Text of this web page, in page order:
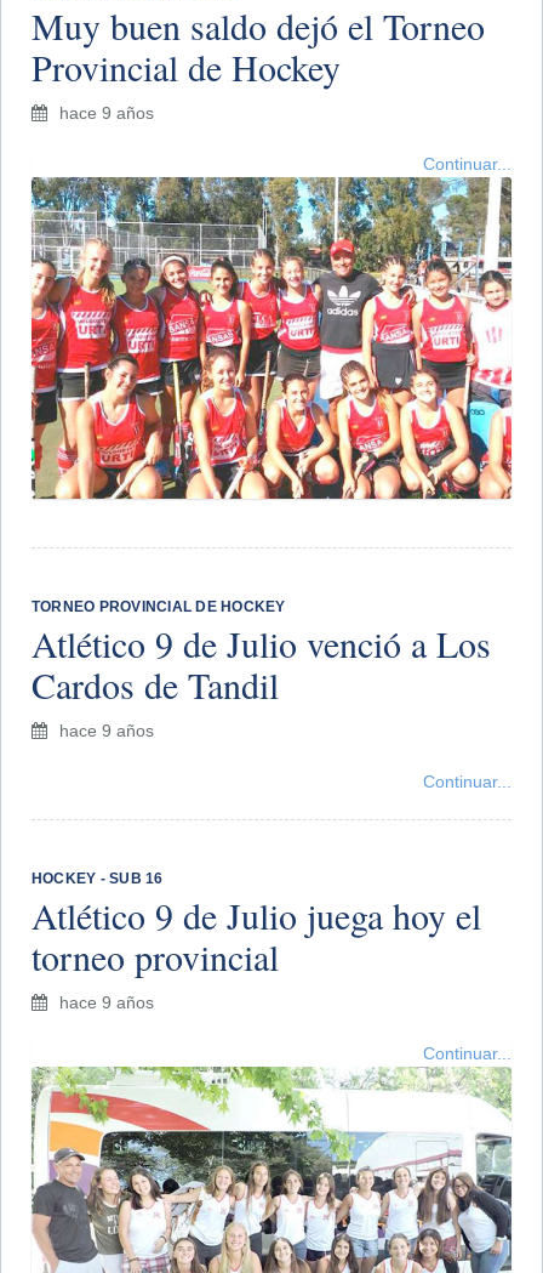
Muy buen saldo dejó el Torneo
Provincial de Hockey
hace 9 años
Continuar...
TORNEO PROVINCIAL DE HOCKEY
Atlético 9 de Julio venció a Los
Cardos de Tandil
hace 9 años
Continuar...
HOCKEY - SUB 16
Atlético 9 de Julio juega hoy el
torneo provincial
hace 9 años
Continuar...